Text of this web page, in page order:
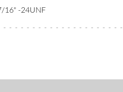
16" -24UNF